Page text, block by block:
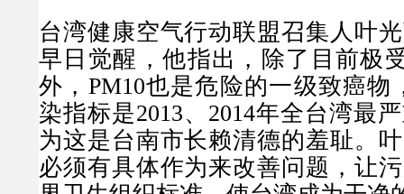
台湾健康空气行动联盟召集人叶
早日觉醒，他指出，除了目前极
外， PM10也是危险的一级致癌物
染指标是2013、 2014年全台湾最
为这是台南市长赖清德的羞耻。
必须有具体作为来改善问题，让